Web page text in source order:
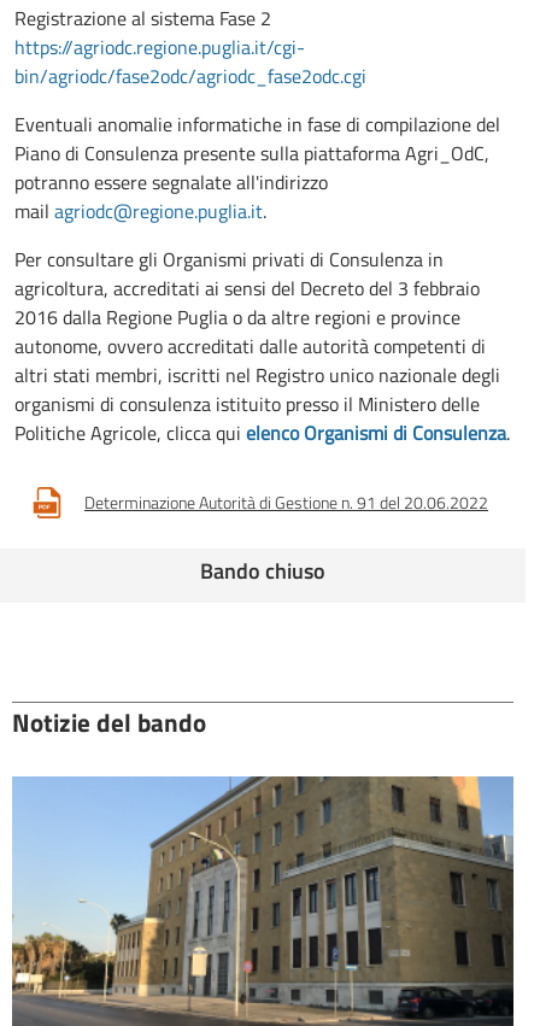
Registrazione al sistema Fase 2
https://agriodc.regione.puglia.it/cgi-
bin/agriodc/fase2odc/agriodc_fase2odc.cgi
Eventuali anomalie informatiche in fase di compilazione del
Piano di Consulenza presente sulla piattaforma Agri_OdC,
potranno essere segnalate all'indirizzo
mail agriodc@regione.puglia.it.
Per consultare gli Organismi privati di Consulenza in
agricoltura, accreditati ai sensi del Decreto del 3 febbraio
2016 dalla Regione Puglia o da altre regioni e province
autonome, ovvero accreditati dalle autorità competenti di
altri stati membri, iscritti nel Registro unico nazionale degli
organismi di consulenza istituito presso il Ministero delle
Politiche Agricole, clicca qui elenco Organismi di Consulenza.
Determinazione Autorità di Gestione n. 91 del 20.06.2022
Bando chiuso
Notizie del bando